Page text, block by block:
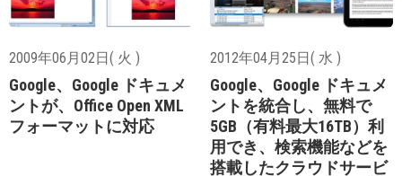
2009年06月02日( 火 )
Google、Google ドキュメ
ントが、Office Open XML
フォーマットに対応
2012年04月25日( 水 )
Google、Google ドキュメ
ントを統合し、無料で
5GB（有料最大16TB）利
用でき、検索機能などを
搭載したクラウドサービ